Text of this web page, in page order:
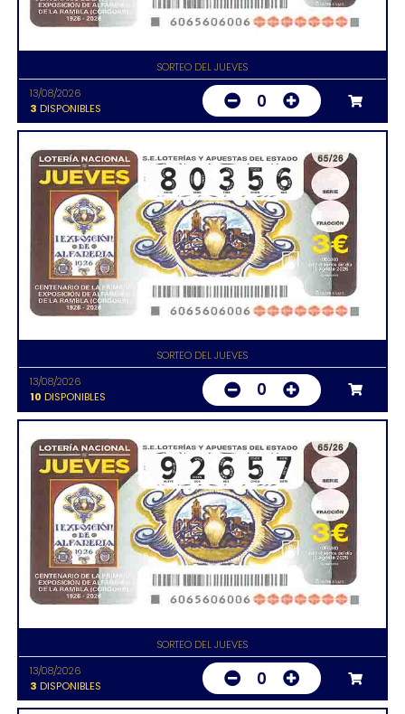
SORTEO DEL JUEVES
13/08/2026
3 DISPONIBLES 0
SORTEO DEL JUEVES
13/08/2026
10 DISPONIBLES 0
SORTEO DEL JUEVES
13/08/2026
3 DISPONIBLES 0